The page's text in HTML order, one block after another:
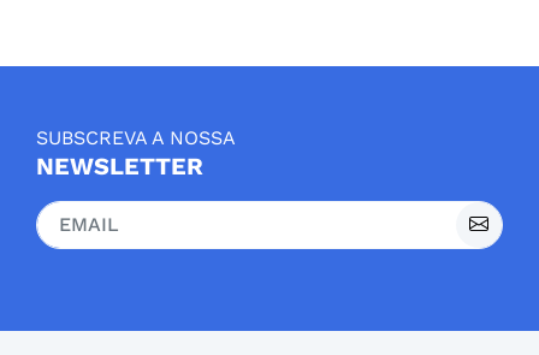
SUBSCREVA A NOSSA
NEWSLETTER